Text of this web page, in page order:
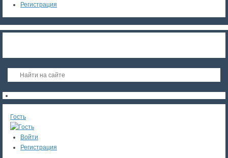
Регистрация
Гость
Войти
Регистрация